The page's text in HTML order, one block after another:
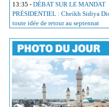
13:35 - DÉBAT SUR LE MANDAT
PRÉSIDENTIEL : Cheikh Sidiya
toute idée de retour au septennat